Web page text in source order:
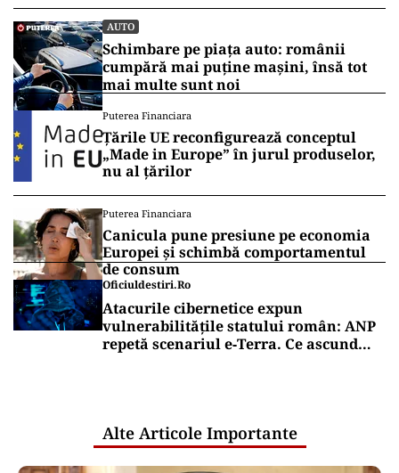
AUTO
Schimbare pe piața auto: românii
cumpără mai puține mașini, însă tot
mai multe sunt noi
Puterea Financiara
Țările UE reconfigurează conceptul
„Made in Europe” în jurul produselor,
nu al țărilor
Puterea Financiara
Canicula pune presiune pe economia
Europei și schimbă comportamentul
de consum
Oficiuldestiri.ro
Atacurile cibernetice expun
vulnerabilitățile statului român: ANP
repetă scenariul e‑Terra. Ce ascund
Alte Articole Importante